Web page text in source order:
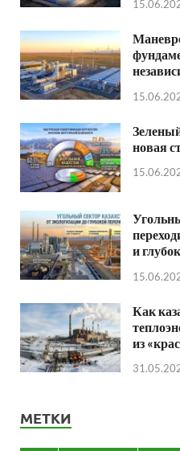
новая
и
Как
из
МЕТКИ